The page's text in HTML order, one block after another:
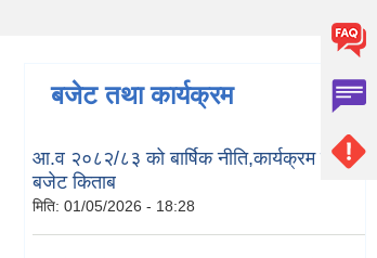
बजेट तथा कार्यक्रम
आ.व २०८२/८३ को बार्षिक नीति,कार्यक्रम तथा
बजेट किताब
मिति: 01/05/2026 - 18:28